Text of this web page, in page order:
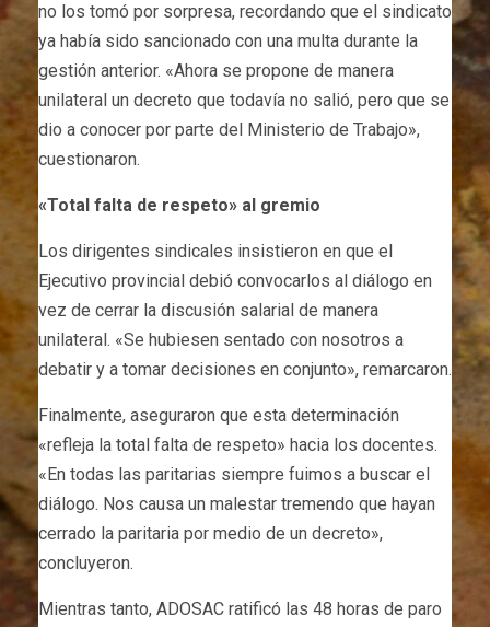
no los tomó por sorpresa, recordando que el sindicato
ya había sido sancionado con una multa durante la
gestión anterior. «Ahora se propone de manera
unilateral un decreto que todavía no salió, pero que se
dio a conocer por parte del Ministerio de Trabajo»,
cuestionaron.
«Total falta de respeto» al gremio
Los dirigentes sindicales insistieron en que el
Ejecutivo provincial debió convocarlos al diálogo en
vez de cerrar la discusión salarial de manera
unilateral. «Se hubiesen sentado con nosotros a
debatir y a tomar decisiones en conjunto», remarcaron.
Finalmente, aseguraron que esta determinación
«refleja la total falta de respeto» hacia los docentes.
«En todas las paritarias siempre fuimos a buscar el
diálogo. Nos causa un malestar tremendo que hayan
cerrado la paritaria por medio de un decreto»,
concluyeron.
Mientras tanto, ADOSAC ratificó las 48 horas de paro